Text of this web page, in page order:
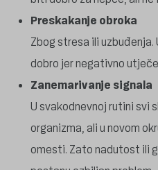
Preskakanje obroka
Zbog stresa ili
dobro jer negativno
Zanemarivanje signala
U svakodnevnoj rutini svi
organizma, ali u novom
omesti. Zato nadutost ili